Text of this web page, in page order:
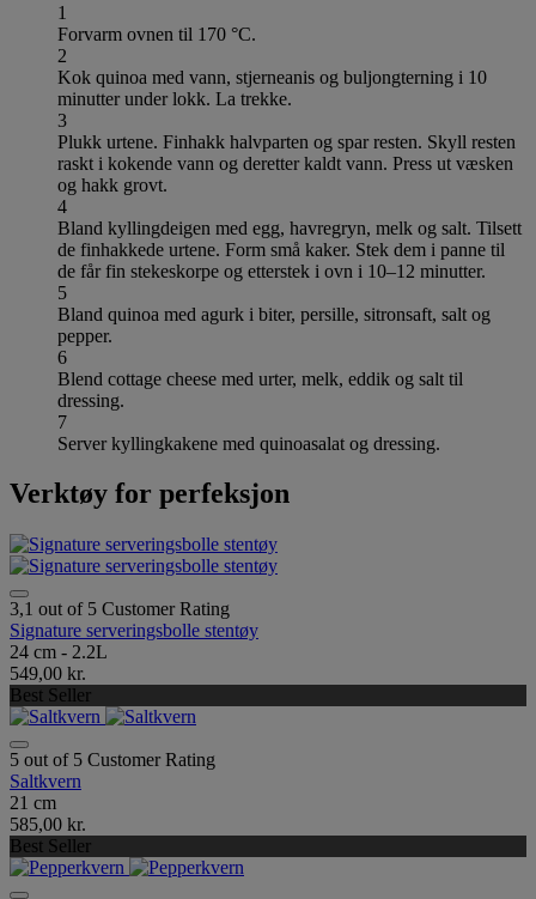
1
Forvarm ovnen til 170 °C.
2
Kok quinoa med vann, stjerneanis og buljongterning i 10
minutter under lokk. La trekke.
3
Plukk urtene. Finhakk halvparten og spar resten. Skyll resten
raskt i kokende vann og deretter kaldt vann. Press ut væsken
og hakk grovt.
4
Bland kyllingdeigen med egg, havregryn, melk og salt. Tilsett
de finhakkede urtene. Form små kaker. Stek dem i panne til
de får fin stekeskorpe og etterstek i ovn i 10–12 minutter.
5
Bland quinoa med agurk i biter, persille, sitronsaft, salt og
pepper.
6
Blend cottage cheese med urter, melk, eddik og salt til
dressing.
7
Server kyllingkakene med quinoasalat og dressing.
Verktøy for perfeksjon
3,1 out of 5 Customer Rating
Signature serveringsbolle stentøy
24 cm - 2.2L
549,00 kr.
Best Seller
5 out of 5 Customer Rating
Saltkvern
21 cm
585,00 kr.
Best Seller